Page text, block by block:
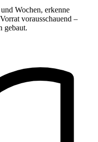
Wochen, erkenne
vorausschauend –
gebaut.